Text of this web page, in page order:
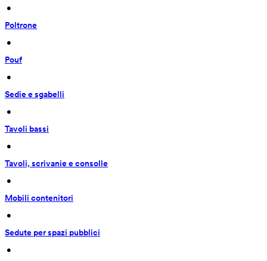
•
Poltrone
•
Pouf
•
Sedie e sgabelli
•
Tavoli bassi
•
Tavoli, scrivanie e consolle
•
Mobili contenitori
•
Sedute per spazi pubblici
•